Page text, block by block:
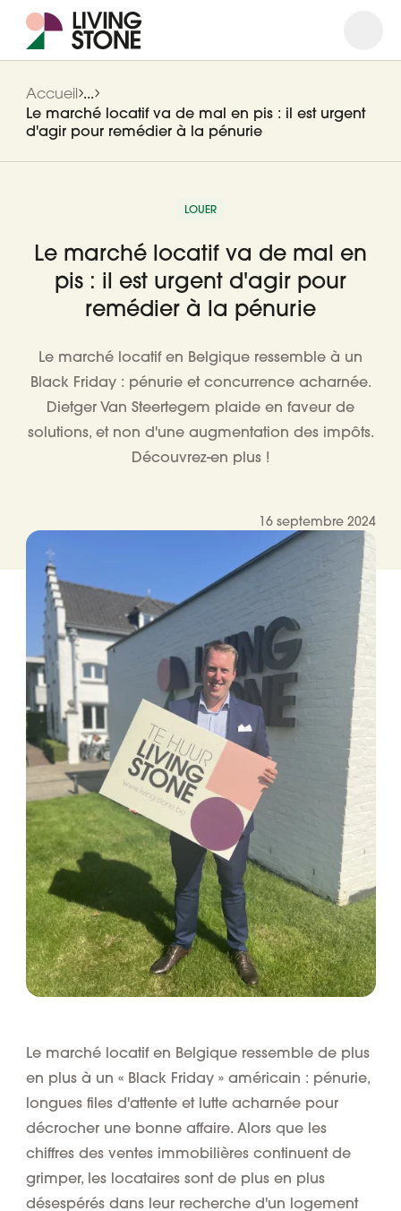
Accueil ...
Le marché locatif va de mal en pis : il est urgent
d'agir pour remédier à la pénurie
LOUER
Le marché locatif va de mal en
pis : il est urgent d'agir pour
remédier à la pénurie
Le marché locatif en Belgique ressemble à un
Black Friday : pénurie et concurrence acharnée.
Dietger Van Steertegem plaide en faveur de
solutions, et non d'une augmentation des impôts.
Découvrez-en plus !
16 septembre 2024
Le marché locatif en Belgique ressemble de plus
en plus à un « Black Friday » américain : pénurie,
longues files d'attente et lutte acharnée pour
décrocher une bonne affaire. Alors que les
chiffres des ventes immobilières continuent de
grimper, les locataires sont de plus en plus
désespérés dans leur recherche d'un logement